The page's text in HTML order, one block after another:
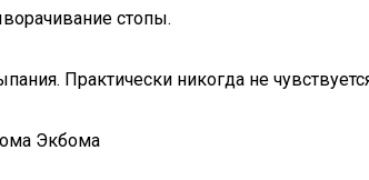
стопы.
Практически никогда не
Экбома